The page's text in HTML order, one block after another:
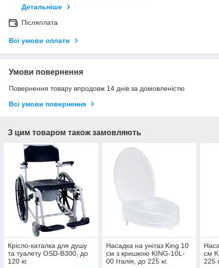
Детальніше
Післяплата
Всі умови оплати
Умови повернення
Повернення товару впродовж 14 днів за домовленістю
Всі умови повернення
З цим товаром також замовляють
Крісло-каталка для душу
та туалету OSD-B300, до
120 кг.
Насадка на унітаз King 10
см з кришкою KING-10L-
00 Італія, до 225 кг.
см
225